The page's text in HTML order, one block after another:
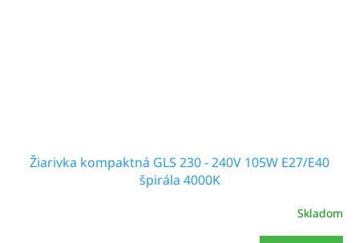
Žiarivka kompaktná GLS 230 - 240V 105W E27/E40
špirála 4000K
Skladom